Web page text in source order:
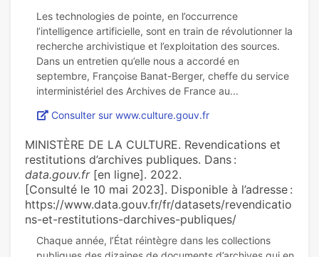
Les technologies de pointe, en l’occurrence
l’intelligence artificielle, sont en train de révolutionner la
recherche archivistique et l’exploitation des sources.
Dans un entretien qu’elle nous a accordé en
septembre, Françoise Banat-Berger, cheffe du service
Consulter sur www.culture.gouv.fr
MINISTÈRE DE LA CULTURE. Revendications et
restitutions d’archives publiques. Dans :
data.gouv.fr[en ligne]. 2022.
[Consulté le 10 mai 2023]. Disponible à l’adresse :
https://www.data.gouv.fr/fr/datasets/revendicatio
ns-et-restitutions-darchives-publiques/
Chaque année, l’État réintègre dans les collections